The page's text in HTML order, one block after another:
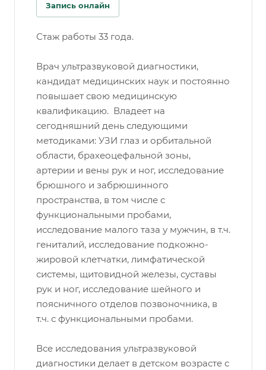
Запись онлайн
Стаж работы 33 года.
Врач ультразвуковой диагностики,
кандидат медицинских наук и постоянно
повышает свою медицинскую
квалификацию. Владеет на
сегодняшний день следующими
методиками: УЗИ глаз и орбитальной
области, брахеоцефальной зоны,
артерии и вены рук и ног, исследование
брюшного и забрюшинного
пространства, в том числе с
функциональными пробами,
исследование малого таза у мужчин, в т.ч.
гениталий, исследование подкожно-
жировой клетчатки, лимфатической
системы, щитовидной железы, суставы
рук и ног, исследование шейного и
поясничного отделов позвоночника, в
т.ч. с функциональными пробами.
Все исследования ультразвуковой
диагностики делает в детском возрасте с